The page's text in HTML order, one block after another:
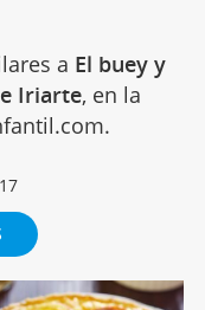
a El buey y
Iriarte, en la